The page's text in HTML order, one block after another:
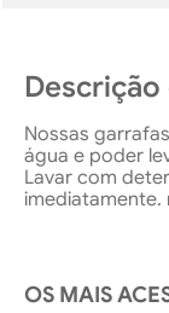
Nossas
água e poder
Lavar com
imediatamente.
OS MAIS